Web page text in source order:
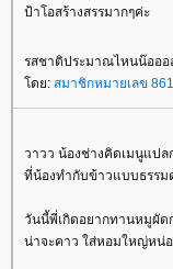
ป้าโอสร้างสรรมากๆค่ะ
รสชาติประมาณไหนน๊อออ
ดย: สมาชิกหมายเลข
วาวว น้องช่างคิดเมนูแปล
ที่น้องทำกับข้าวแบบธรรม
วันนี้พี่เกิดอยากทานหมูผัด
น่าจะคาว ใส่หอมใหญ่หน่